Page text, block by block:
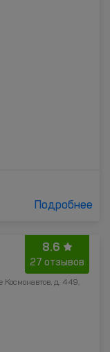
Подробнее
8.6
27 отзывов
д. 449,